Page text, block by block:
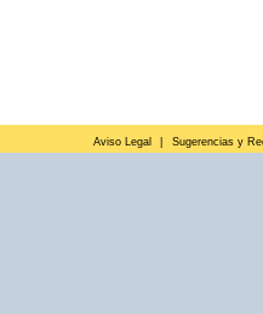
Aviso Legal Sugerencias y